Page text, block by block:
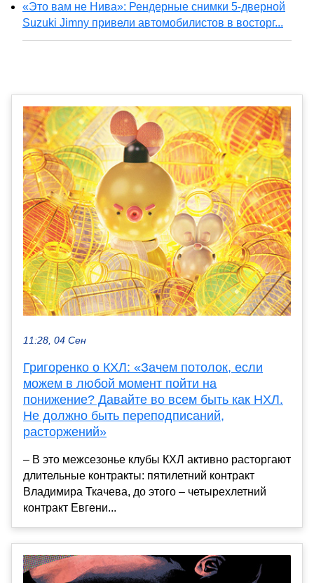
«Это вам не Нива»: Рендерные снимки 5-дверной
Suzuki Jimny привели автомобилистов в восторг...
11:28, 04 Сен
Григоренко о КХЛ: «Зачем потолок, если
можем в любой момент пойти на
понижение? Давайте во всем быть как НХЛ.
Не должно быть переподписаний,
расторжений»
– В это межсезонье клубы КХЛ активно расторгают
длительные контракты: пятилетний контракт
Владимира Ткачева, до этого – четырехлетний
контракт Евгени...